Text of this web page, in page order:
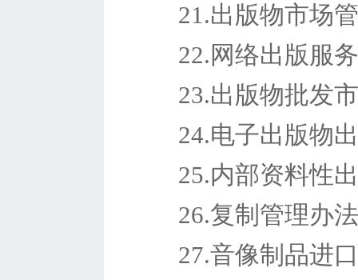
21.出版物市场
22.网络出版服
23.出版物批发
24.电子出版物
25.内部资料性
26.复制管理办法
27.音像制品进